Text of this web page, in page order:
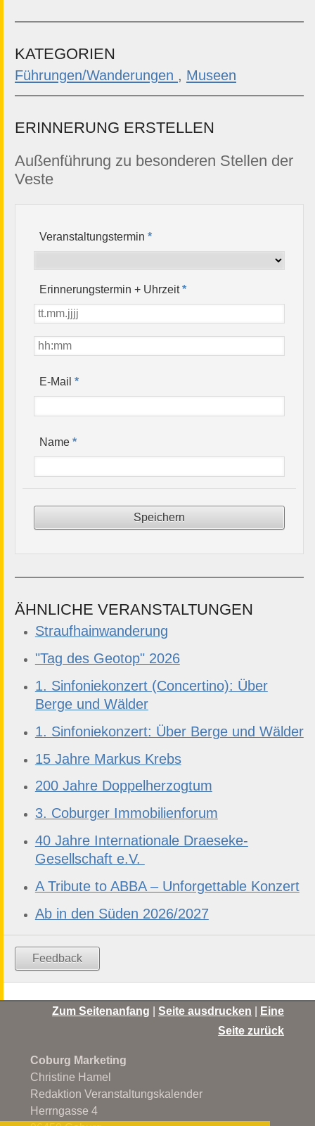
KATEGORIEN
Führungen/Wanderungen , Museen
ERINNERUNG ERSTELLEN
Außenführung zu besonderen Stellen der
Veste
Veranstaltungstermin*
Erinnerungstermin + Uhrzeit*
E-Mail*
Name*
ÄHNLICHE VERANSTALTUNGEN
Straufhainwanderung
"Tag des Geotop" 2026
1. Sinfoniekonzert (Concertino): Über
Berge und Wälder
1. Sinfoniekonzert: Über Berge und Wälder
15 Jahre Markus Krebs
200 Jahre Doppelherzogtum
3. Coburger Immobilienforum
40 Jahre Internationale Draeseke-
Gesellschaft e.V.
A Tribute to ABBA – Unforgettable Konzert
Ab in den Süden 2026/2027
Feedback
Zum Seitenanfang |Seite ausdrucken
Eine
Seite zurück
Coburg Marketing
Christine Hamel
Redaktion Veranstaltungskalender
Herrngasse 4